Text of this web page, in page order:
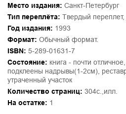
Место издания: Санкт-Петербург
Тип переплёта: Твердый
Год издания: 1993
Формат: Обычный формат.
ISBN: 5-289-01631-7
Состояние: книга - почти
подклеены надрывы(1-2см),
утраченный участок
Количество страниц: 304с.,илл.
На остатке: 1